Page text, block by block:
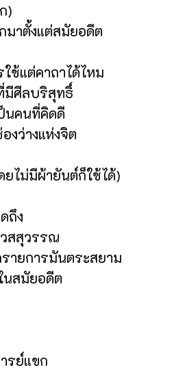
)
าตั้งแต่สมัยอดีต
ช้แต่คาถาได้ไหม
มีศีลบริสุทธิ์
นคนที่คิดดี
งว่างแห่งจิต
ยไม่มีผ้ายันต์ก็ใช้ได้)
ถึง
สสุวรรณ
ายการมันตระสยาม
นสมัยอดีต
รย์แขก